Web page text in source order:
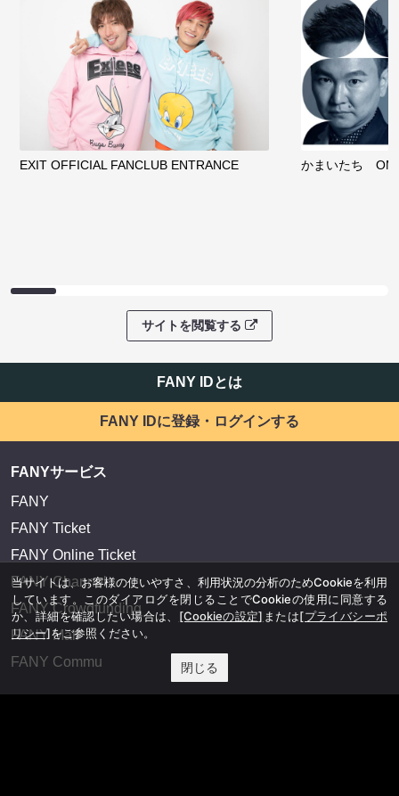
EXIT OFFICIAL FANCLUB ENTRANCE かまいたち
サイトを閲覧する
FANY IDとは
FANY IDに登録・ログインする
FANYサービス
FANY
FANY Ticket
FANY Online Ticket
FANY Channel
FANY Crowdfunding
FANY Mall
FANY Commu
当サイトは、お客様の使いやすさ、利用状況の分析のためCookieを利用
しています。このダイアログを閉じることでCookieの使用に同意する
か、詳細を確認したい場合は、 [Cookieの設定] または[プライバシーポ
リシー]をご参照ください。
閉じる